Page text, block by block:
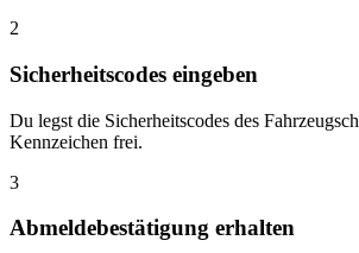
2
Sicherheitscodes eingeben
Du legst die Sicherheitscodes des
Kennzeichen frei.
3
Abmeldebestätigung erhalten